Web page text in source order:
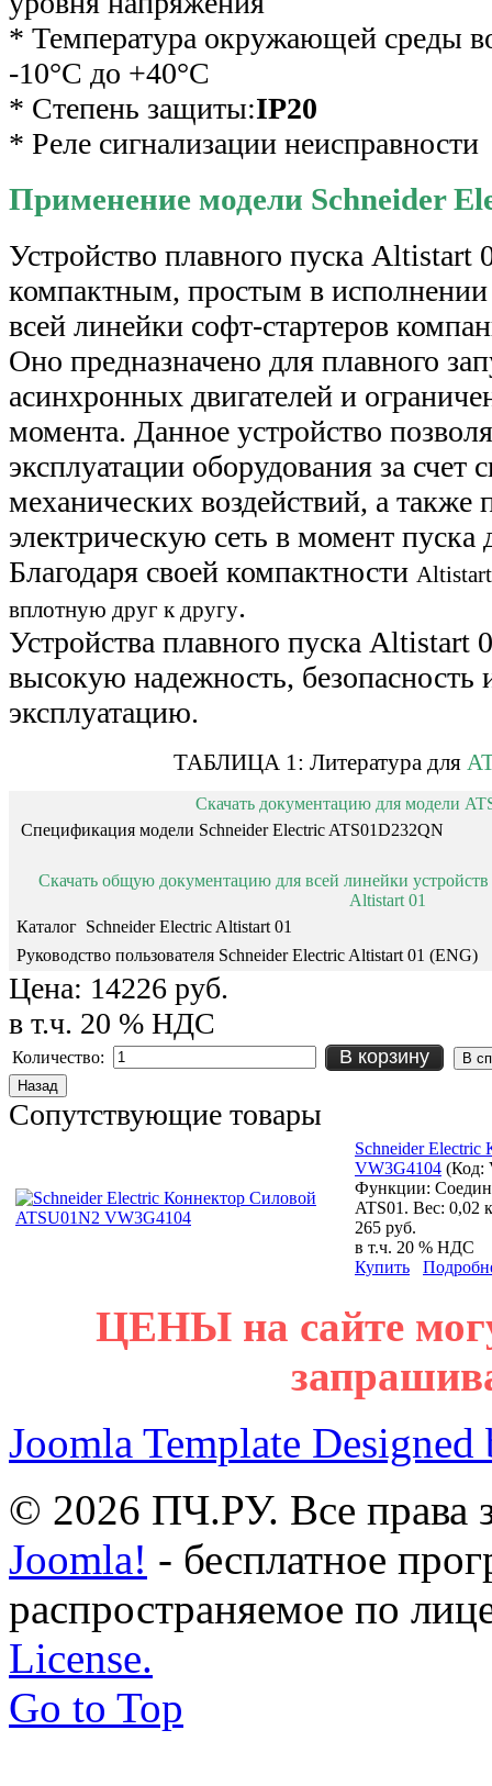
* Температура окружающей среды
-10°С до +40°С
* Степень защиты:IP20
* Реле сигнализации неисправности
Применение модели Schneider
Устройство плавного пуска Altistart
компактным, проcтым в исполнении
всей линейки софт-стартеров
Оно предназначено для плавного
асинхронных двигателей и
момента. Данное устройство
эксплуатации оборудования за счет
механических воздействий, а также
электрическую сеть в момент пуска
Благодаря своей компактности Altistart
вплотную друг к другу.
Устройства плавного пуска Altistart
высокую надежность, безопасность
эксплуатацию.
ТАБЛИЦА 1: Литература для
Скачать документацию для модели
Спецификация модели Schneider Electric ATS01D232QN
Cкачать общую документацию для всей линейки
Altistart 01
Каталог Schneider Electric Altistart 01
Руководство пользователя Schneider Electric Altistart 01 (ENG)
Цена: 14226 руб.
в т.ч. 20 % НДС
Количество: В корзину
Сопутствующие товары
Schneider
VW3G4104 (Код:
Функции:
ATS01. Вес: 0,02
265 руб.
в т.ч. 20 % НДС
Купить
ЦЕНЫ на сайте
Joomla Template Designed
© 2026 ПЧ.РУ. Все права
Joomla! - бесплатное
распространяемое по
License.
Go to Top